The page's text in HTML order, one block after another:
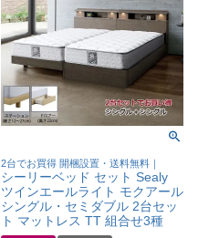
2台でお買得 開梱設置・送料無料｜
シーリーベッド セット Sealy
ツインエールライト モクアール
シングル・セミダブル 2台セッ
ト マットレス TT 組合せ3種